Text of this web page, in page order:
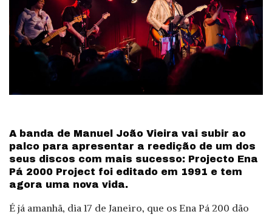
A banda de Manuel João Vieira vai subir ao
palco para apresentar a reedição de um dos
seus discos com mais sucesso: Projecto Ena
Pá 2000 Project foi editado em 1991 e tem
agora uma nova vida.
É já amanhã, dia 17 de Janeiro, que os Ena Pá 200 dão